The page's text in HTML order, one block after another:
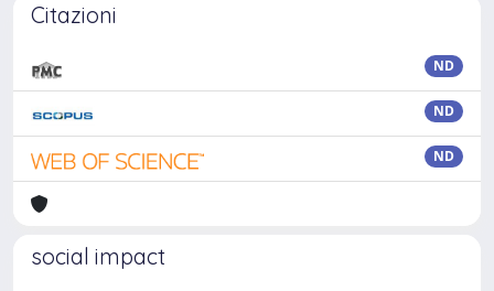
Citazioni
ND
ND
ND
social impact